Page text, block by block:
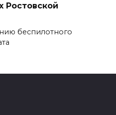
Ростовской
беспилотного